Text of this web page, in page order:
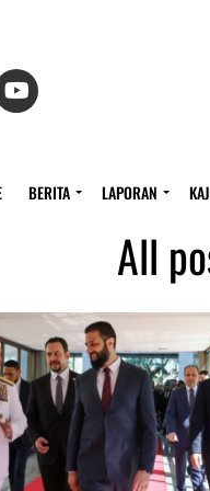
BERITA LAPORAN
All